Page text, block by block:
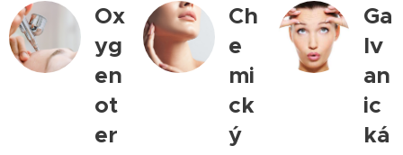
Ox
yg
en
ot
er
Ch
e
mi
ck
ý
Ga
lv
an
ic
ká